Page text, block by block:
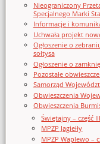
Nieograniczony
Specjalnego Marki
Informacje i
Uchwała projekt
Ogłoszenie o
sołtysa
Ogłoszenie o
Pozostałe
Samorząd
Obwieszczenia
Obwieszczenia
Świętajny – część III
MPZP Jagiełły
MPZP Waplewo –